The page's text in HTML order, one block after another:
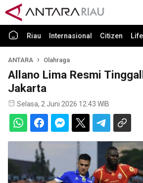
Riau Internasional Citizen
ANTARA Olahraga
Allano Lima Resmi
Jakarta
Selasa, 2 Juni 2026 12:43 WIB